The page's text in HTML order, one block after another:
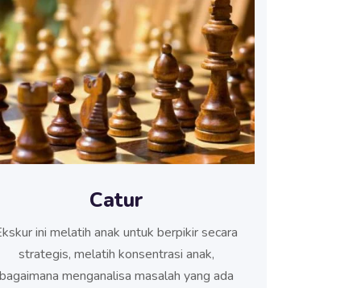
Catur
ini melatih anak untuk berpikir secara
strategis, melatih konsentrasi anak,
bagaimana menganalisa masalah yang ada